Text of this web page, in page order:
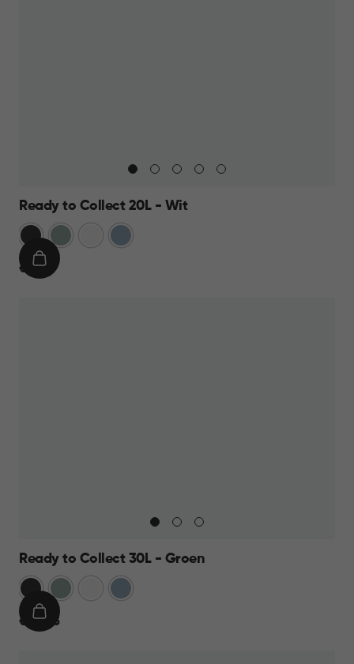
Ready to Collect 20L - Wit
Donkergrijs
Groen Blauw
€
€ 19,95
IN
Ready to Collect 30L - Groen
Donkergrijs
Groen Blauw
€
€ 24,95
IN